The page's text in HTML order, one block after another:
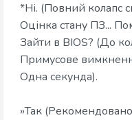
*Ні. (Повний колапс
Оцінка стану ПЗ...
Зайти в BIOS? (До
Примусове
Одна секунда).
»Так